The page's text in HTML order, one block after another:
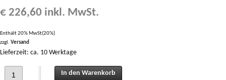
€ 226,60 inkl. MwSt.
Enthält 20% MwSt(20%)
zzgl. Versand
Lieferzeit: ca. 10 Werktage
Anhängerkupplung vorne für Steyr Oldie Traktore T180a (EBE_80Eu)
In den Warenkorb